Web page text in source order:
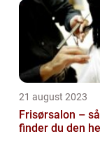
21 august 2023
Frisørsalon –
finder du den